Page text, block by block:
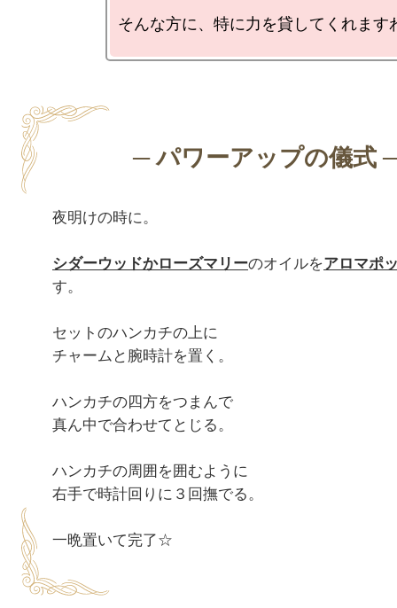
そんな方に、特に力を貸してくれます
夜明けの時に。
シダーウッドかローズマリーのオイルをアロマポ
す。
セットのハンカチの上に
チャームと腕時計を置く。
ハンカチの四方をつまんで
真ん中で合わせてとじる。
ハンカチの周囲を囲むように
右手で時計回りに３回撫でる。